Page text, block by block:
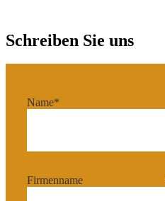
Schreiben Sie uns
Name*
Firmenname